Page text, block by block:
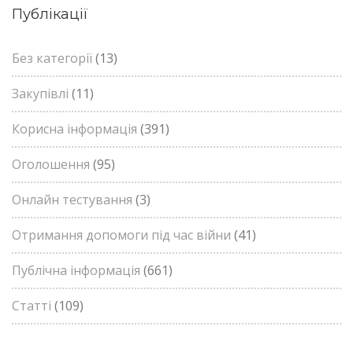
Публікації
Без категорії(13)
Закупівлі (11)
Корисна інформація (391)
Оголошення (95)
Онлайн тестування (3)
Отримання допомоги під час війни (41)
Публічна інформація (661)
Статті (109)